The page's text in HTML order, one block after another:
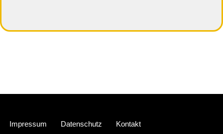
Impressum Datenschutz Kontakt